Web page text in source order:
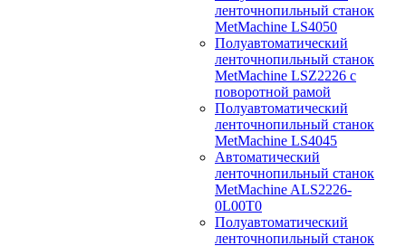
ленточнопильный станок
MetMachine LS4050
Полуавтоматический
ленточнопильный станок
MetMachine LSZ2226 с
поворотной рамой
Полуавтоматический
ленточнопильный станок
MetMachine LS4045
Автоматический
ленточнопильный станок
MetMachine ALS2226-
0L00T0
Полуавтоматический
ленточнопильный станок